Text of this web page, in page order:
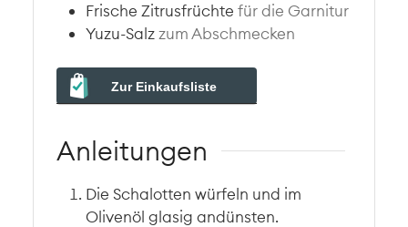
Frische Zitrusfrüchte für die Garnitur
Yuzu-Salzzum Abschmecken
Zur Einkaufsliste
Anleitungen
Die Schalotten würfeln und im
Olivenöl glasig andünsten.